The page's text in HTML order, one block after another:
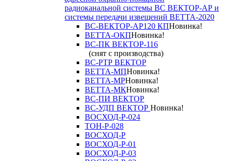
радиоканальной системы ВС ВЕКТОР-АР и
системы передачи извещений ВЕТТА-2020
ВС-ВЕКТОР-АР120 КПНовинка!
ВЕТТА-ОКПНовинка!
ВС-ПК ВЕКТОР-116
(снят с производства)
ВС-РТР ВЕКТОР
ВЕТТА-МПНовинка!
ВЕТТА-МРНовинка!
ВЕТТА-МКНовинка!
ВС-ПИ ВЕКТОР
ВС-УДП ВЕКТОР Новинка!
ВОСХОД-Р-024
ТОН-Р-028
ВОСХОД-Р
ВОСХОД-Р-01
ВОСХОД-Р-03